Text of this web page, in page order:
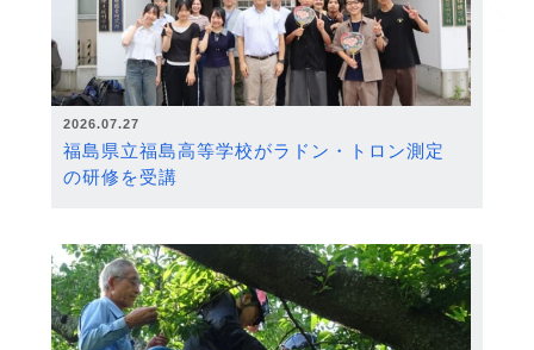
2026.07.27
福島県立福島高等学校がラドン・トロン測定
の研修を受講